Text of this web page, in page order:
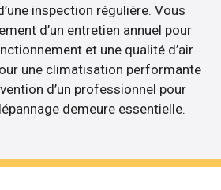
inspection régulière. Vous
d’un entretien annuel pour
et une qualité d’air
une climatisation performante
d’un professionnel pour
demeure essentielle.